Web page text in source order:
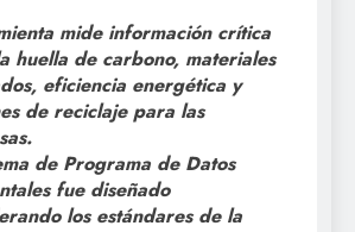
mide información crítica
huella de carbono, materiales
eficiencia energética y
de reciclaje para las
de Programa de Datos
fue diseñado
los estándares de la